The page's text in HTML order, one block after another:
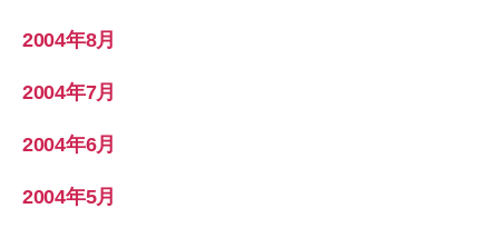
2004年8月
2004年7月
2004年6月
2004年5月